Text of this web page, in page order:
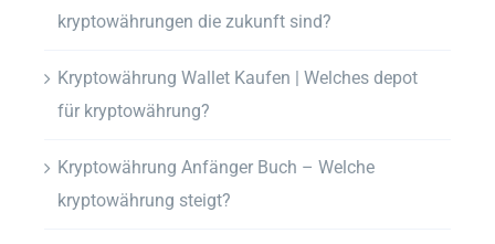
kryptowährungen die zukunft sind?
Kryptowährung Wallet Kaufen | Welches depot
für kryptowährung?
Kryptowährung Anfänger Buch – Welche
kryptowährung steigt?